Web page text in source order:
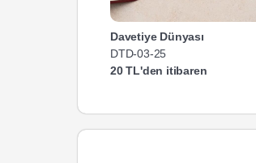
Davetiye Dünyası
DTD-03-25
20 TL'den itibaren